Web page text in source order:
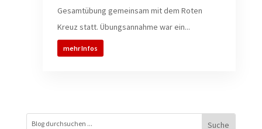
Gesamtübung gemeinsam mit dem Roten
Kreuz statt. Übungsannahme war ein...
mehr Infos